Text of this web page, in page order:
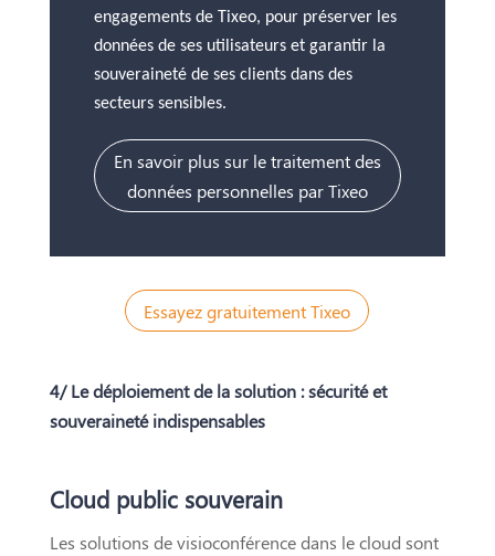
engagements de Tixeo, pour préserver les
données de ses utilisateurs et garantir la
souveraineté de ses clients dans des
secteurs sensibles.
En savoir plus sur le traitement des
données personnelles par Tixeo
Essayez gratuitement Tixeo
4/ Le déploiement de la solution : sécurité et
souveraineté indispensables
Cloud public souverain
Les solutions de visioconférence dans le cloud sont